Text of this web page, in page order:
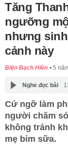
Tăng
ngưỡng
nhưng
cảnh này
Biện Bạch Hiền 5
Nghe đọc bài
Cứ ngỡ làm
người chăm
không tránh
mẹ bỉm sữa.